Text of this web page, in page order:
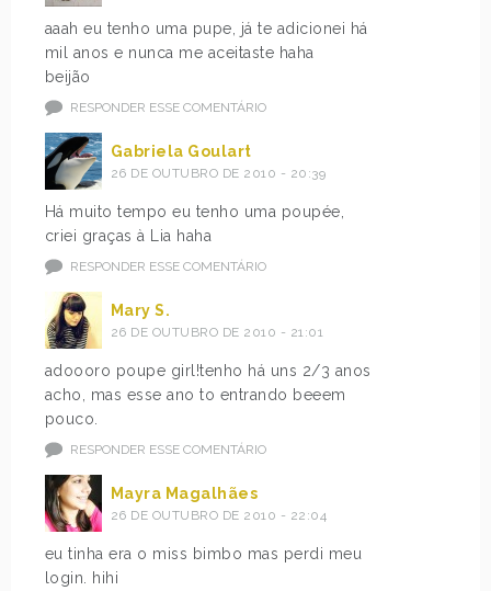
aaah eu tenho uma pupe, já te adicionei há
mil anos e nunca me aceitaste haha
beijão
RESPONDER ESSE COMENTÁRIO
Gabriela Goulart
26 DE OUTUBRO DE 2010 - 20:39
Há muito tempo eu tenho uma poupée,
criei graças à Lia haha
RESPONDER ESSE COMENTÁRIO
Mary S.
26 DE OUTUBRO DE 2010 - 21:01
adoooro poupe girl!tenho há uns 2/3 anos
acho, mas esse ano to entrando beeem
pouco.
RESPONDER ESSE COMENTÁRIO
Mayra Magalhães
26 DE OUTUBRO DE 2010 - 22:04
eu tinha era o miss bimbo mas perdi meu
login. hihi